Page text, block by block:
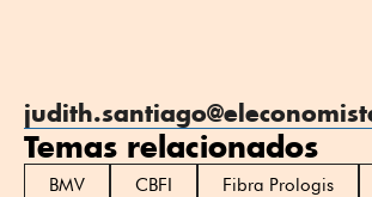
Temas relacionados
BMV CBFI Fibra Prologis